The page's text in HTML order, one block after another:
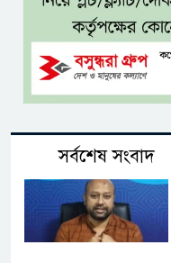
সর্বশেষ সংবাদ